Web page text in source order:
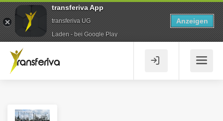
transferiva App
transferiva UG
Laden - bei Google Play
Anzeigen